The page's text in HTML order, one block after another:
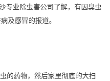
专业除虫害公司了解，有因臭虫
及感冒的报道。
的药物，然后家里彻底的大扫